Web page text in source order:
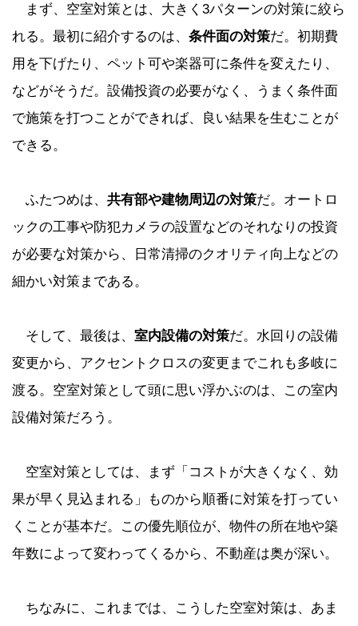
まず、空室対策とは、大きく3パターンの対策に絞ら
れる。最初に紹介するのは、 条件面の対策だ。初期費
用を下げたり、ペット可や楽器可に条件を変えたり、
などがそうだ。設備投資の必要がなく、うまく条件面
で施策を打つことができれば、良い結果を生むことが
できる。
ふたつめは、 共有部や建物周辺の対策だ。オートロ
ックの工事や防犯カメラの設置などのそれなりの投資
が必要な対策から、日常清掃のクオリティ向上などの
細かい対策まである。
そして、最後は、 室内設備の対策だ。水回りの設備
変更から、アクセントクロスの変更までこれも多岐に
渡る。空室対策として頭に思い浮かぶのは、この室内
設備対策だろう。
空室対策としては、まず「コストが大きくなく、効
果が早く見込まれる」ものから順番に対策を打ってい
くことが基本だ。この優先順位が、物件の所在地や築
年数によって変わってくるから、不動産は奥が深い。
ちなみに、これまでは、こうした空室対策は、あま